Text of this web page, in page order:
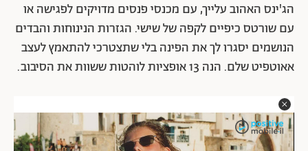
הג'ינס האהוב עלייך, עם מכנסי פנסים מדויקים לפגישה או
עם שורטס כיפיים לקפה של שישי. הגזרות הנינוחות והבדים
הנושמים יסגרו לך את הפינה בלי שתצטרכי להתאמץ לעצב
אאוטפיט שלם. הנה 13 אופציות לוהטות ששוות את הסיבוב.